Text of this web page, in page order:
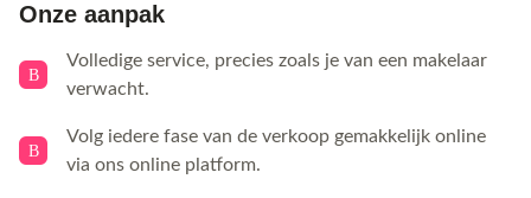
Onze aanpak
Volledige service, precies zoals je van een makelaar
verwacht.
Volg iedere fase van de verkoop gemakkelijk online
via ons online platform.